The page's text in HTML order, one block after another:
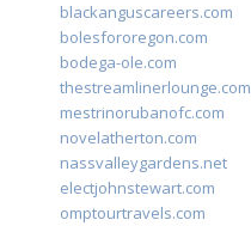
blackanguscareers.com
bolesfororegon.com
bodega-ole.com
thestreamlinerlounge.com
mestrinorubanofc.com
novelatherton.com
nassvalleygardens.net
electjohnstewart.com
omptourtravels.com